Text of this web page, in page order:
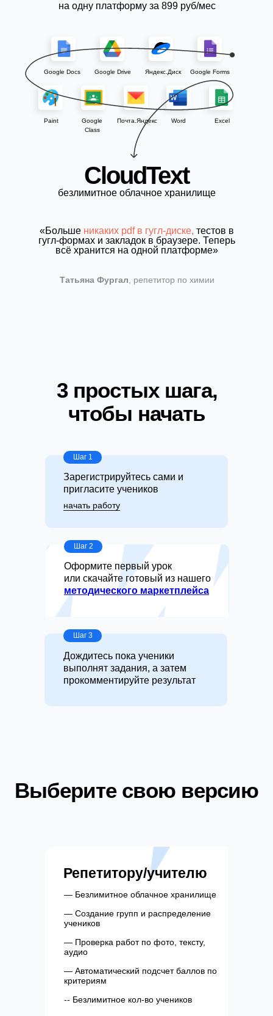
на одну платформу за 899 руб/мес
Paint
Google
Class
Почта.Яндекс Word Excel
Google Docs Google Drive Яндекс.Диск Google Forms
CloudText
«Больше никаких pdf в гугл-диске, тестов в
гугл-формах и закладок в браузере. Теперь
всё хранится на одной платформе»
безлимитное облачное хранилище
Татьяна Фургал , репетитор по химии
3 простых шага,
чтобы начать
Зарегистрируйтесь сами и
пригласите учеников
Дождитесь пока ученики
выполнят задания, а затем
прокомментируйте результат
Шаг 1
Шаг 3
начать работу
Оформите первый урок
или скачайте готовый из нашего
методического маркетплейса
Шаг 2
Выберите свою версию
Репетитору/учителю
— Безлимитное облачное хранилище
— Создание групп и распределение
учеников
— Проверка работ по фото, тексту,
аудио
— Автоматический подсчет баллов по
критериям
-- Безлимитное кол-во учеников